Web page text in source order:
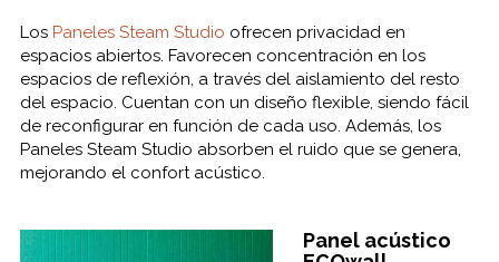
Los Paneles Steam Studio ofrecen privacidad en
espacios abiertos. Favorecen concentración en los
espacios de reflexión, a través del aislamiento del resto
del espacio. Cuentan con un diseño flexible, siendo fácil
de reconfigurar en función de cada uso. Además, los
Paneles Steam Studio absorben el ruido que se genera,
mejorando el confort acústico.
Panel acústico